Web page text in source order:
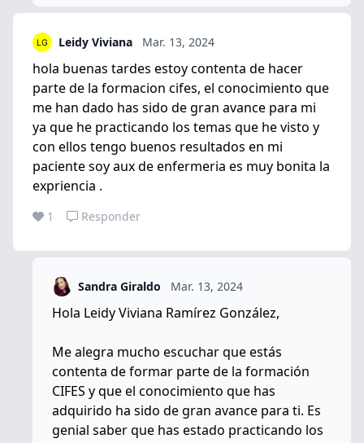
Leidy Viviana Mar. 13, 2024
hola buenas tardes estoy contenta de hacer
parte de la formacion cifes, el conocimiento que
me han dado has sido de gran avance para mi
ya que he practicando los temas que he visto y
con ellos tengo buenos resultados en mi
paciente soy aux de enfermeria es muy bonita la
expriencia .
1 Responder
Sandra Giraldo Mar. 13, 2024
Hola Leidy Viviana Ramírez González,
Me alegra mucho escuchar que estás
contenta de formar parte de la formación
CIFES y que el conocimiento que has
adquirido ha sido de gran avance para ti. Es
genial saber que has estado practicando los